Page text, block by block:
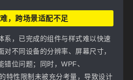
，跨场景适配不足
系，已完成的组件与样式难以快速
对不同设备的分辨率、屏幕尺寸，
位问题；同时，WPF、
特性限制未被充分考量，导致设计